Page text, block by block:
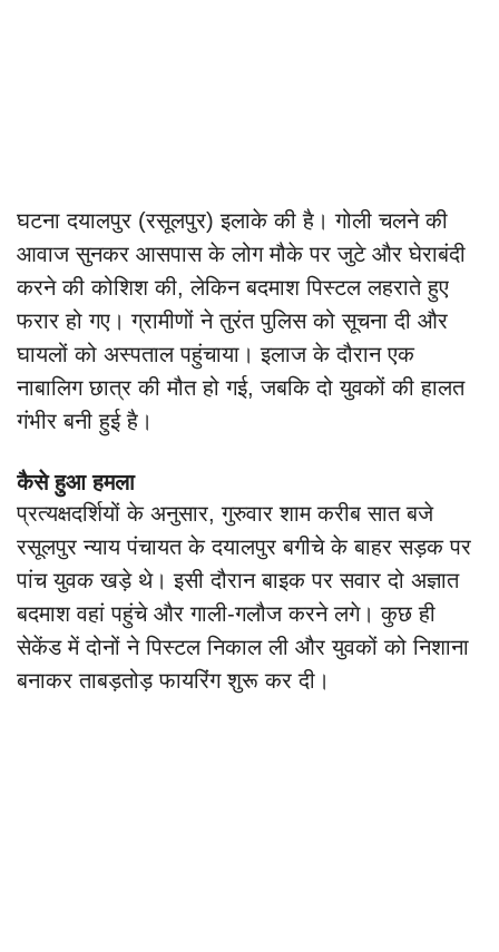
घटना दयालपुर (रसूलपुर) इलाके की है। गोली चलने की
आवाज सुनकर आसपास के लोग मौके पर जुटे और घेराबंदी
करने की कोशिश की, लेकिन बदमाश पिस्टल लहराते हुए
फरार हो गए। ग्रामीणों ने तुरंत पुलिस को सूचना दी और
घायलों को अस्पताल पहुंचाया। इलाज के दौरान एक
नाबालिग छात्र की मौत हो गई, जबकि दो युवकों की हालत
गंभीर बनी हुई है।
कैसे हुआ हमला
प्रत्यक्षदर्शियों के अनुसार, गुरुवार शाम करीब सात बजे
रसूलपुर न्याय पंचायत के दयालपुर बगीचे के बाहर सड़क पर
पांच युवक खड़े थे। इसी दौरान बाइक पर सवार दो अज्ञात
बदमाश वहां पहुंचे और गाली-गलौज करने लगे। कुछ ही
सेकेंड में दोनों ने पिस्टल निकाल ली और युवकों को निशाना
बनाकर ताबड़तोड़ फायरिंग शुरू कर दी।